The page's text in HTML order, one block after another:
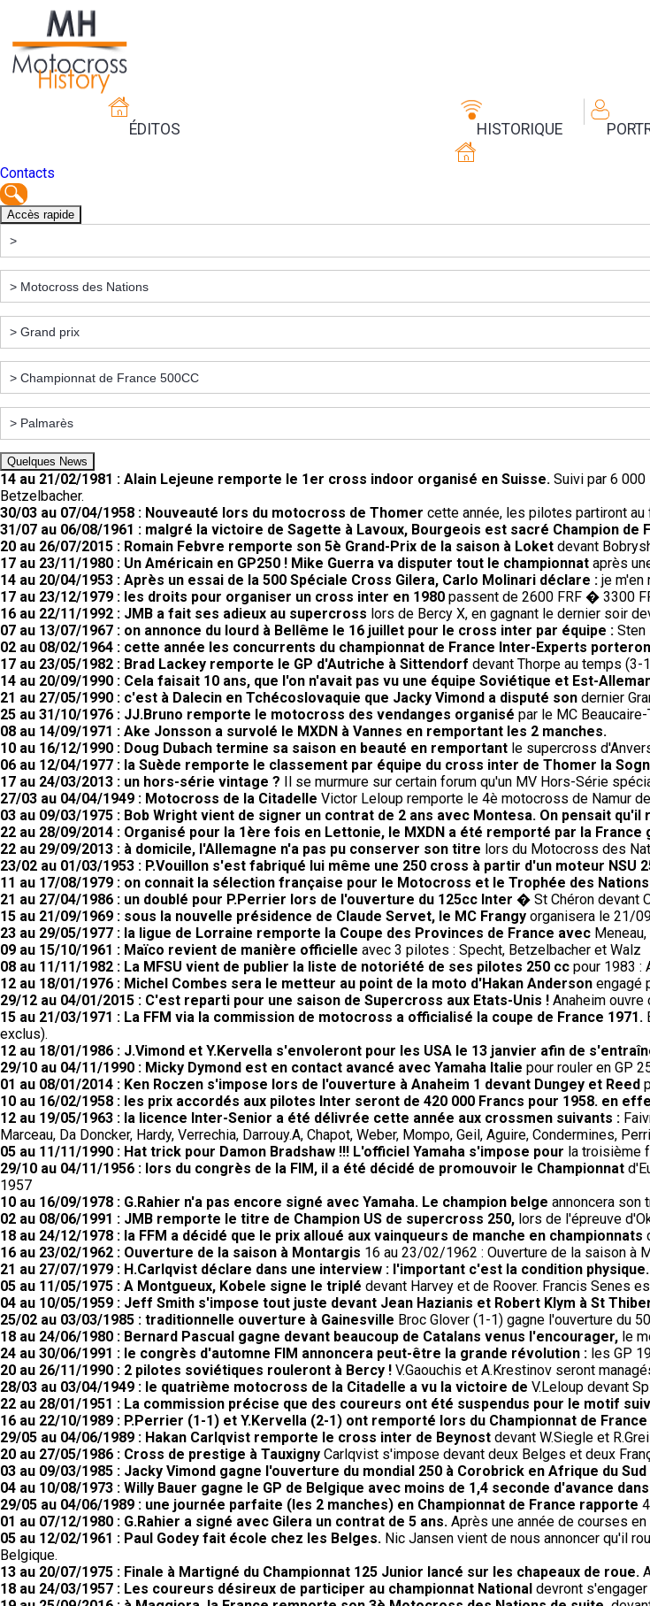
ÉDITOS HISTORIQUE
Contacts
Accès rapide
Quelques News
14 au 21/02/1981 : Alain Lejeune remporte le 1er cross indoor organisé en Suisse. Suivi par 6
Betzelbacher.
30/03 au 07/04/1958 : Nouveauté lors du motocross de Thomer cette année, les pilotes partiront
31/07 au 06/08/1961 : malgré la victoire de Sagette à Lavoux, Bourgeois est sacré Champion de
20 au 26/07/2015 : Romain Febvre remporte son 5è Grand-Prix de la saison à Loket devant
17 au 23/11/1980 : Un Américain en GP250 ! Mike Guerra va disputer tout le championnat après
14 au 20/04/1953 : Après un essai de la 500 Spéciale Cross Gilera, Carlo Molinari déclare : je m'en
17 au 23/12/1979 : les droits pour organiser un cross inter en 1980 passent de 2600 FRF � 3300
16 au 22/11/1992 : JMB a fait ses adieux au supercross lors de Bercy X, en gagnant le dernier soir
07 au 13/07/1967 : on annonce du lourd à Bellême le 16 juillet pour le cross inter par équipe : Sten
02 au 08/02/1964 : cette année les concurrents du championnat de France Inter-Experts
17 au 23/05/1982 : Brad Lackey remporte le GP d'Autriche à Sittendorf devant Thorpe au temps
14 au 20/09/1990 : Cela faisait 10 ans, que l'on n'avait pas vu une équipe Soviétique et Est-
21 au 27/05/1990 : c'est à Dalecin en Tchécoslovaquie que Jacky Vimond a disputé son dernier
25 au 31/10/1976 : JJ.Bruno remporte le motocross des vendanges organisé par le MC
08 au 14/09/1971 : Ake Jonsson a survolé le MXDN à Vannes en remportant les 2 manches.
10 au 16/12/1990 : Doug Dubach termine sa saison en beauté en remportant le supercross
06 au 12/04/1977 : la Suède remporte le classement par équipe du cross inter de Thomer la
17 au 24/03/2013 : un hors-série vintage ? Il se murmure sur certain forum qu'un MV Hors-Série
27/03 au 04/04/1949 : Motocross de la Citadelle Victor Leloup remporte le 4è motocross de Namur
03 au 09/03/1975 : Bob Wright vient de signer un contrat de 2 ans avec Montesa. On pensait
22 au 28/09/2014 : Organisé pour la 1ère fois en Lettonie, le MXDN a été remporté par la France
22 au 29/09/2013 : à domicile, l'Allemagne n'a pas pu conserver son titre lors du Motocross des
23/02 au 01/03/1953 : P.Vouillon s'est fabriqué lui même une 250 cross à partir d'un moteur NSU
11 au 17/08/1979 : on connait la sélection française pour le Motocross et le Trophée des
21 au 27/04/1986 : un doublé pour P.Perrier lors de l'ouverture du 125cc Inter � St Chéron devant
15 au 21/09/1969 : sous la nouvelle présidence de Claude Servet, le MC Frangy organisera le 21/
23 au 29/05/1977 : la ligue de Lorraine remporte la Coupe des Provinces de France avec
09 au 15/10/1961 : Maïco revient de manière officielle avec 3 pilotes : Specht, Betzelbacher et Walz
08 au 11/11/1982 : La MFSU vient de publier la liste de notoriété de ses pilotes 250 cc pour 1983 :
12 au 18/01/1976 : Michel Combes sera le metteur au point de la moto d'Hakan Anderson engagé
29/12 au 04/01/2015 : C'est reparti pour une saison de Supercross aux Etats-Unis ! Anaheim ouvre
15 au 21/03/1971 : La FFM via la commission de motocross a officialisé la coupe de France 1971.
exclus).
12 au 18/01/1986 : J.Vimond et Y.Kervella s'envoleront pour les USA le 13 janvier afin de
29/10 au 04/11/1990 : Micky Dymond est en contact avancé avec Yamaha Italie pour rouler en GP
01 au 08/01/2014 : Ken Roczen s'impose lors de l'ouverture à Anaheim 1 devant Dungey et Reed
10 au 16/02/1958 : les prix accordés aux pilotes Inter seront de 420 000 Francs pour 1958. en
12 au 19/05/1963 : la licence Inter-Senior a été délivrée cette année aux crossmen suivants :
Marceau, Da Doncker, Hardy, Verrechia, Darrouy.A, Chapot, Weber, Mompo, Geil, Aguire, Condermines,
05 au 11/11/1990 : Hat trick pour Damon Bradshaw !!! L'officiel Yamaha s'impose pour la troisième
29/10 au 04/11/1956 : lors du congrès de la FIM, il a été décidé de promouvoir le Championnat
1957
10 au 16/09/1978 : G.Rahier n'a pas encore signé avec Yamaha. Le champion belge annoncera son
02 au 08/06/1991 : JMB remporte le titre de Champion US de supercross 250, lors de l'épreuve
18 au 24/12/1978 : la FFM a décidé que le prix alloué aux vainqueurs de manche en championnats
16 au 23/02/1962 : Ouverture de la saison à Montargis 16 au 23/02/1962 : Ouverture de la saison à
21 au 27/07/1979 : H.Carlqvist déclare dans une interview : l'important c'est la condition physique.
05 au 11/05/1975 : A Montgueux, Kobele signe le triplé devant Harvey et de Roover. Francis Senes
04 au 10/05/1959 : Jeff Smith s'impose tout juste devant Jean Hazianis et Robert Klym à St
25/02 au 03/03/1985 : traditionnelle ouverture à Gainesville Broc Glover (1-1) gagne l'ouverture du
18 au 24/06/1980 : Bernard Pascual gagne devant beaucoup de Catalans venus l'encourager, le
24 au 30/06/1991 : le congrès d'automne FIM annoncera peut-être la grande révolution : les GP
20 au 26/11/1990 : 2 pilotes soviétiques rouleront à Bercy ! V.Gaouchis et A.Krestinov seront
28/03 au 03/04/1949 : le quatrième motocross de la Citadelle a vu la victoire de V.Leloup devant
22 au 28/01/1951 : La commission précise que des coureurs ont été suspendus pour le motif
16 au 22/10/1989 : P.Perrier (1-1) et Y.Kervella (2-1) ont remporté lors du Championnat de France
29/05 au 04/06/1989 : Hakan Carlqvist remporte le cross inter de Beynost devant W.Siegle et
20 au 27/05/1986 : Cross de prestige à Tauxigny Carlqvist s'impose devant deux Belges et deux
03 au 09/03/1985 : Jacky Vimond gagne l'ouverture du mondial 250 à Corobrick en Afrique du Sud
04 au 10/08/1973 : Willy Bauer gagne le GP de Belgique avec moins de 1,4 seconde d'avance dans
29/05 au 04/06/1989 : une journée parfaite (les 2 manches) en Championnat de France rapporte
01 au 07/12/1980 : G.Rahier a signé avec Gilera un contrat de 5 ans. Après une année de courses
05 au 12/02/1961 : Paul Godey fait école chez les Belges. Nic Jansen vient de nous annoncer qu'il
Belgique.
13 au 20/07/1975 : Finale à Martigné du Championnat 125 Junior lancé sur les chapeaux de roue.
18 au 24/03/1957 : Les coureurs désireux de participer au championnat National devront